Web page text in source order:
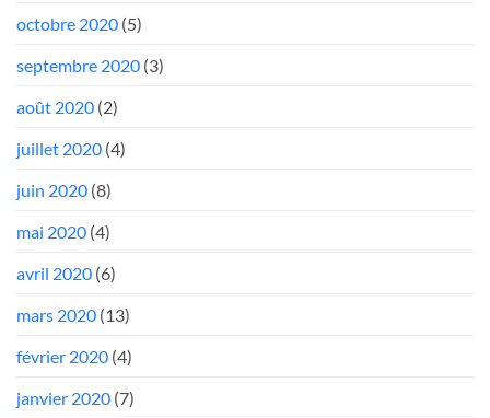
octobre 2020 (5)
septembre 2020 (3)
août 2020 (2)
juillet 2020 (4)
juin 2020 (8)
mai 2020 (4)
avril 2020 (6)
mars 2020 (13)
février 2020 (4)
janvier 2020 (7)